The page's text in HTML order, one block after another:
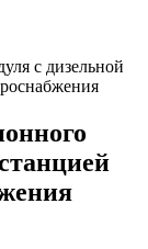
с дизельной